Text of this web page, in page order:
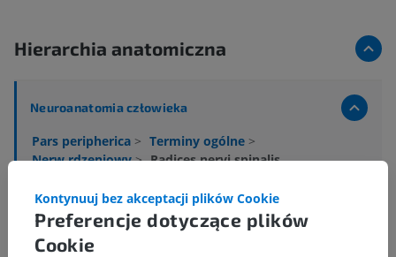
Hierarchia anatomiczna
Neuroanatomia człowieka
Pars peripherica > Terminy ogólne >
Nerw rdzeniowy> Radices nervi spinalis
Powiązane struktury:
Gałąź przednia
Gałąź tylna
Preferencje dotyczące plików
Cookie
Kontynuuj bez akceptacji plików Cookie